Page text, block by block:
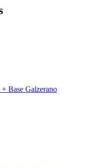
Base Galzerano